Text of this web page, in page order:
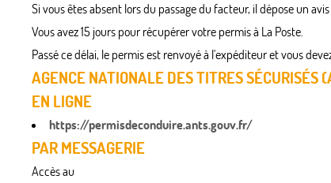
Si vous êtes absent lors du passage du facteur, il dépose un avis
Vous avez 15 jours pour récupérer votre permis à La Poste.
Passé ce délai, le permis est renvoyé à l'expéditeur et vous
AGENCE NATIONALE DES TITRES SÉCURISÉS
EN LIGNE
https://permisdeconduire.ants.gouv.fr/
PAR MESSAGERIE
Accès au